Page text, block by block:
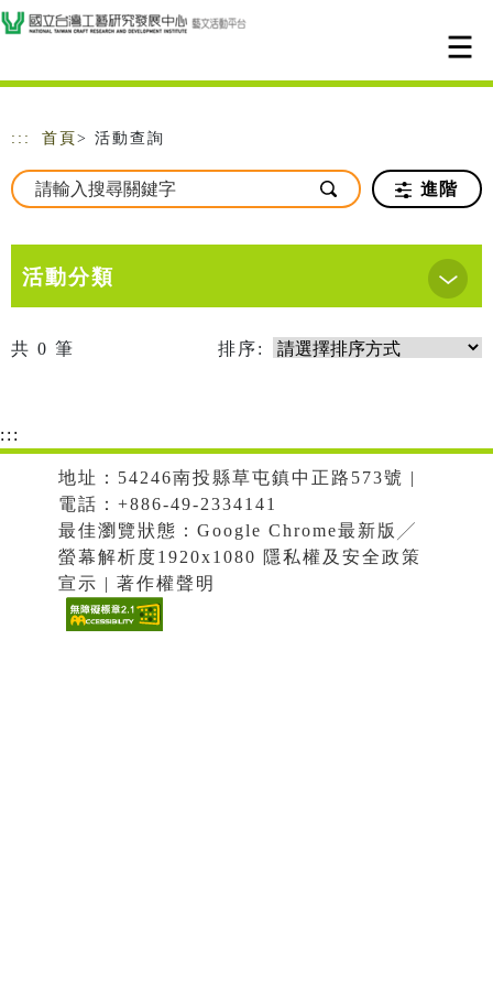
跳到主要內容
網站導覽
::: 首頁 > 活動查詢
進階
活動分類
共 0 筆 排序:
:::
地址：54246南投縣草屯鎮中正路573號 |
電話：+886-49-2334141
最佳瀏覽狀態：Google Chrome最新版╱
螢幕解析度1920x1080 隱私權及安全政策
宣示 | 著作權聲明